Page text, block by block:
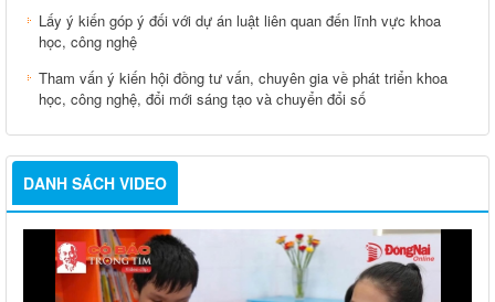
Lấy ý kiến góp ý đối với dự án luật liên quan đến lĩnh vực khoa
học, công nghệ
Tham vấn ý kiến hội đồng tư vấn, chuyên gia về phát triển khoa
học, công nghệ, đổi mới sáng tạo và chuyển đổi số
DANH SÁCH VIDEO